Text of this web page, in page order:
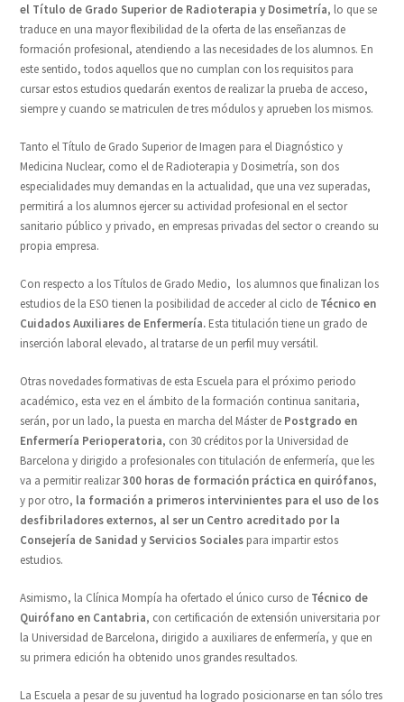
el Título de Grado Superior de Radioterapia y Dosimetría, lo que se
traduce en una mayor flexibilidad de la oferta de las enseñanzas de
formación profesional, atendiendo a las necesidades de los alumnos. En
este sentido, todos aquellos que no cumplan con los requisitos para
cursar estos estudios quedarán exentos de realizar la prueba de acceso,
siempre y cuando se matriculen de tres módulos y aprueben los mismos.
Tanto el Título de Grado Superior de Imagen para el Diagnóstico y
Medicina Nuclear, como el de Radioterapia y Dosimetría, son dos
especialidades muy demandas en la actualidad, que una vez superadas,
permitirá a los alumnos ejercer su actividad profesional en el sector
sanitario público y privado, en empresas privadas del sector o creando su
propia empresa.
Con respecto a los Títulos de Grado Medio, los alumnos que finalizan los
estudios de la ESO tienen la posibilidad de acceder al ciclo de Técnico en
Cuidados Auxiliares de Enfermería. Esta titulación tiene un grado de
inserción laboral elevado, al tratarse de un perfil muy versátil.
Otras novedades formativas de esta Escuela para el próximo periodo
académico, esta vez en el ámbito de la formación continua sanitaria,
serán, por un lado, la puesta en marcha del Máster de Postgrado en
Enfermería Perioperatoria, con 30 créditos por la Universidad de
Barcelona y dirigido a profesionales con titulación de enfermería, que les
va a permitir realizar300 horas de formación práctica en quirófanos,
y por otro, la formación a primeros intervinientes para el uso de los
desfibriladores externos, al ser un Centro acreditado por la
Consejería de Sanidad y Servicios Sociales para impartir estos
estudios.
Asimismo, la Clínica Mompía ha ofertado el único curso de Técnico de
Quirófano en Cantabria, con certificación de extensión universitaria por
la Universidad de Barcelona, dirigido a auxiliares de enfermería, y que en
su primera edición ha obtenido unos grandes resultados.
La Escuela a pesar de su juventud ha logrado posicionarse en tan sólo tres